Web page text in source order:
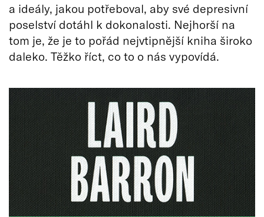
a ideály, jakou potřeboval, aby své depresivní
poselství dotáhl k dokonalosti. Nejhorší na
tom je, že je to pořád nejvtipnější kniha široko
daleko. Těžko říct, co to o nás vypovídá.